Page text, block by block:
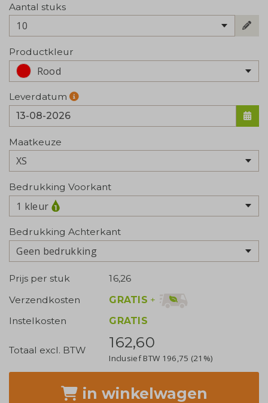
Aantal stuks
10
Productkleur
Rood
Leverdatum
Maatkeuze
Bedrukking Voorkant
1 kleur
Bedrukking Achterkant
Geen bedrukking
Prijs per stuk
16,26
Verzendkosten
GRATIS +
Instelkosten
GRATIS
Totaal excl. BTW 162,60
Inclusief BTW 196,75 (21%)
in winkelwagen